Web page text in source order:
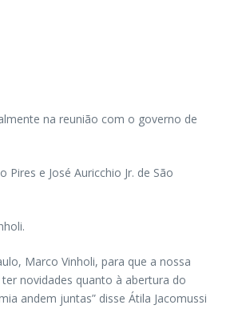
na reunião com o governo de
e José Auricchio Jr. de São
Marco Vinholi, para que a nossa
novidades quanto à abertura do
andem juntas” disse Átila Jacomussi